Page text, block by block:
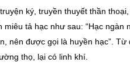
ký, truyền thuyết thần
miêu tả hạc như sau: “Hạc
nên được gọi là huyền hạc”.
thọ, lại có linh khí.